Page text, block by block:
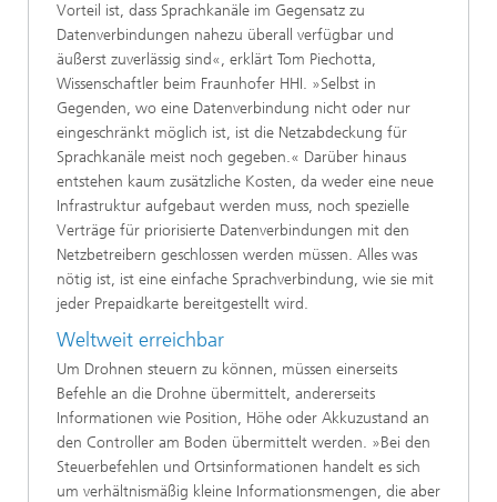
Vorteil ist, dass Sprachkanäle im Gegensatz zu
Datenverbindungen nahezu überall verfügbar und
äußerst zuverlässig sind«, erklärt Tom Piechotta,
Wissenschaftler beim Fraunhofer HHI. »Selbst in
Gegenden, wo eine Datenverbindung nicht oder nur
eingeschränkt möglich ist, ist die Netzabdeckung für
Sprachkanäle meist noch gegeben.« Darüber hinaus
entstehen kaum zusätzliche Kosten, da weder eine neue
Infrastruktur aufgebaut werden muss, noch spezielle
Verträge für priorisierte Datenverbindungen mit den
Netzbetreibern geschlossen werden müssen. Alles was
nötig ist, ist eine einfache Sprachverbindung, wie sie mit
jeder Prepaidkarte bereitgestellt wird.
Weltweit erreichbar
Um Drohnen steuern zu können, müssen einerseits
Befehle an die Drohne übermittelt, andererseits
Informationen wie Position, Höhe oder Akkuzustand an
den Controller am Boden übermittelt werden. »Bei den
Steuerbefehlen und Ortsinformationen handelt es sich
um verhältnismäßig kleine Informationsmengen, die aber